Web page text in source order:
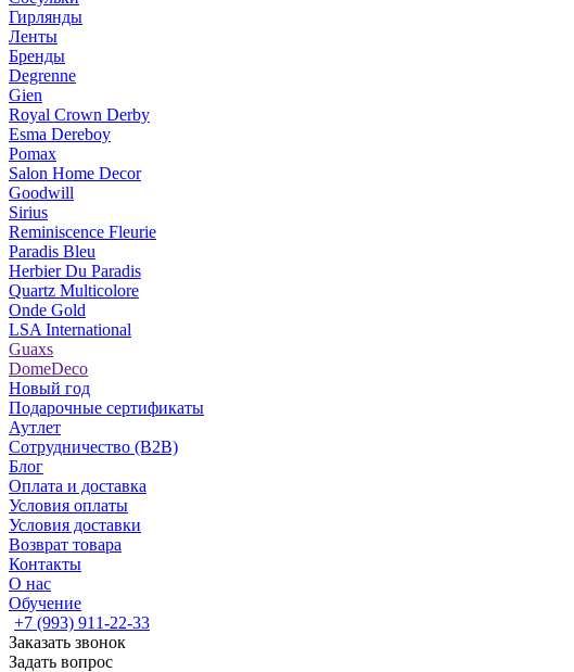
Гирлянды
Ленты
Бренды
Degrenne
Gien
Royal Crown Derby
Esma Dereboy
Pomax
Salon Home Decor
Goodwill
Sirius
Reminiscence Fleurie
Paradis Bleu
Herbier Du Paradis
Quartz Multicolore
Onde Gold
LSA International
Guaxs
DomeDeco
Новый год
Подарочные сертификаты
Аутлет
Сотрудничество (B2B)
Блог
Оплата и доставка
Условия оплаты
Условия доставки
Возврат товара
Контакты
О нас
Обучение
+7 (993) 911-22-33
Заказать звонок
Задать вопрос